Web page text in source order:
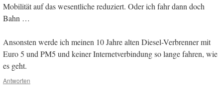
Mobilität auf das wesentliche reduziert. Oder ich fahr dann doch
Bahn …
Ansonsten werde ich meinen 10 Jahre alten Diesel-Verbrenner mit
Euro 5 und PM5 und keiner Internetverbindung so lange fahren, wie
es geht.
Antworten